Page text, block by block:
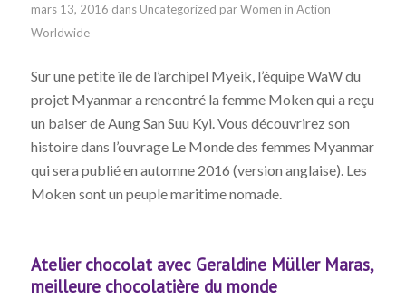
mars 13, 2016 dans Uncategorized parWomen in Action
Worldwide
Sur une petite île de l’archipel Myeik, l’équipe WaW du
projet Myanmar a rencontré la femme Moken qui a reçu
un baiser de Aung San Suu Kyi. Vous découvrirez son
histoire dans l’ouvrage Le Monde des femmes Myanmar
qui sera publié en automne 2016 (version anglaise). Les
Moken sont un peuple maritime nomade.
Atelier chocolat avec Geraldine Müller Maras,
meilleure chocolatière du monde